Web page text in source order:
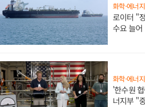
화학·에너지
로이터 "
수요 늘어
화학·에너지
'한수원
너지부 "